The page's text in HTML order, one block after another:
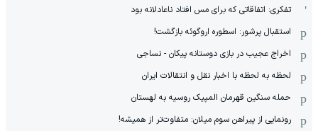
تفکری: اتفاقاتی که برای مس افتاد ناعادلانه بود
استقبال پرشور: اسطوره اروگوئه بازگشت!
اخراج عجیب در بازی دوستانه پیکان - نساجی
لحظه به لحظه با اخبار نقل و انتقالات ایران
حمله سنگین قهرمان المپیک روسیه به لهستان
رونمایی از پیراهن سوم میلان: متفاوت‌تر از همیشه!